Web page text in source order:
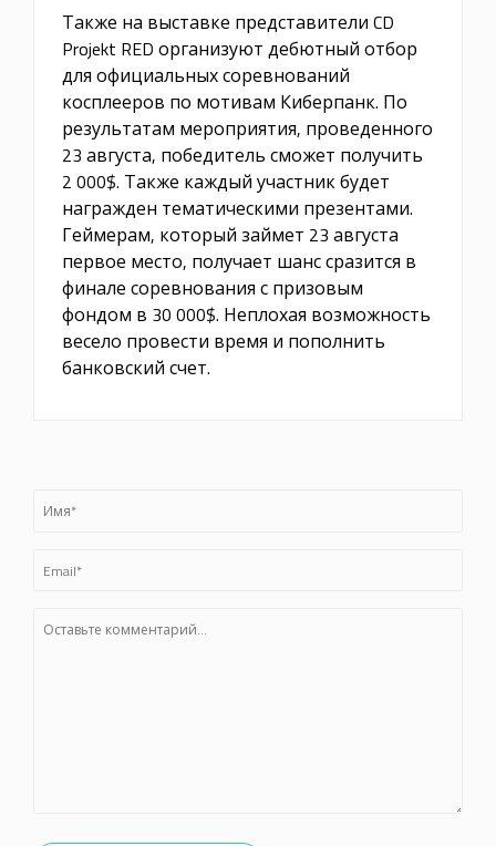
Также на выставке представители CD
Projekt RED организуют дебютный отбор
для официальных соревнований
косплееров по мотивам Киберпанк. По
результатам мероприятия, проведенного
23 августа, победитель сможет получить
2 000$. Также каждый участник будет
награжден тематическими презентами.
Геймерам, который займет 23 августа
первое место, получает шанс сразится в
финале соревнования с призовым
фондом в 30 000$. Неплохая возможность
весело провести время и пополнить
банковский счет.